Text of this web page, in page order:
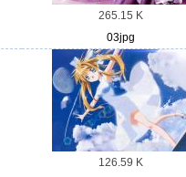
265.15 K
03jpg
126.59 K